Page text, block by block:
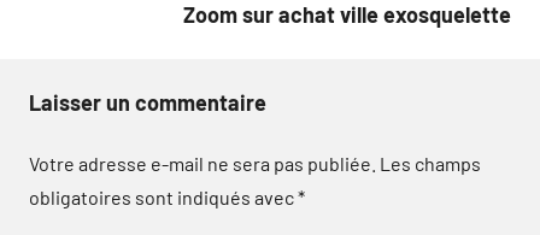
Zoom sur achat ville exosquelette
Laisser un commentaire
Votre adresse e-mail ne sera pas publiée. Les champs
obligatoires sont indiqués avec*